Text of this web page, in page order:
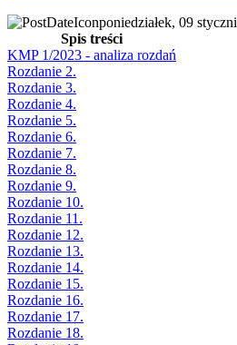
poniedziałek, 09
Spis treści
KMP 1/2023 - analiza rozdań
Rozdanie 2.
Rozdanie 3.
Rozdanie 4.
Rozdanie 5.
Rozdanie 6.
Rozdanie 7.
Rozdanie 8.
Rozdanie 9.
Rozdanie 10.
Rozdanie 11.
Rozdanie 12.
Rozdanie 13.
Rozdanie 14.
Rozdanie 15.
Rozdanie 16.
Rozdanie 17.
Rozdanie 18.